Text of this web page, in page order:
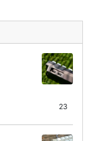
23